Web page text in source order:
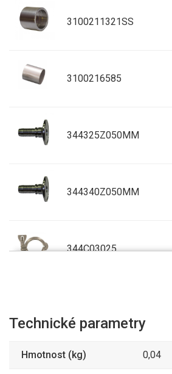
3100211321SS
3100216585
344325Z050MM
344340Z050MM
344C03025
3470GFR50/TE
Technické parametry
Hmotnost (kg) 0,04